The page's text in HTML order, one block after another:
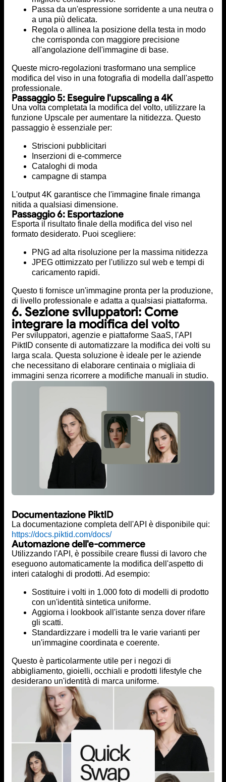
Passa da un'espressione sorridente a una neutra o
a una più delicata.
Regola o allinea la posizione della testa in modo
che corrisponda con maggiore precisione
all'angolazione dell'immagine di base.
Queste micro-regolazioni trasformano una semplice
modifica del viso in una fotografia di modella dall'aspetto
professionale.
Passaggio 5: Eseguire l'upscaling a 4K
Una volta completata la modifica del volto, utilizzare la
funzione Upscale per aumentare la nitidezza. Questo
passaggio è essenziale per:
Striscioni pubblicitari
Inserzioni di e-commerce
Cataloghi di moda
campagne di stampa
L'output 4K garantisce che l'immagine finale rimanga
nitida a qualsiasi dimensione.
Passaggio 6: Esportazione
Esporta il risultato finale della modifica del viso nel
formato desiderato. Puoi scegliere:
PNG ad alta risoluzione per la massima nitidezza
JPEG ottimizzato per l'utilizzo sul web e tempi di
caricamento rapidi.
Questo ti fornisce un'immagine pronta per la produzione,
di livello professionale e adatta a qualsiasi piattaforma.
6. Sezione sviluppatori: Come
integrare la modifica del volto
Per sviluppatori, agenzie e piattaforme SaaS, l'API
PiktID consente di automatizzare la modifica dei volti su
larga scala. Questa soluzione è ideale per le aziende
che necessitano di elaborare centinaia o migliaia di
immagini senza ricorrere a modifiche manuali in studio.
Documentazione PiktID
La documentazione completa dell'API è disponibile qui:
https://docs.piktid.com/docs/
Automazione dell'e-commerce
Utilizzando l'API, è possibile creare flussi di lavoro che
eseguono automaticamente la modifica dell'aspetto di
interi cataloghi di prodotti. Ad esempio:
Sostituire i volti in 1.000 foto di modelli di prodotto
con un'identità sintetica uniforme.
Aggiorna i lookbook all'istante senza dover rifare
gli scatti.
Standardizzare i modelli tra le varie varianti per
un'immagine coordinata e coerente.
Questo è particolarmente utile per i negozi di
abbigliamento, gioielli, occhiali e prodotti lifestyle che
desiderano un'identità di marca uniforme.